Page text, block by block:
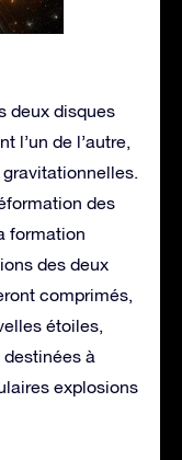
deux disques
l’un de l’autre,
des
formation
des deux
comprimés,
étoiles,
à
explosions